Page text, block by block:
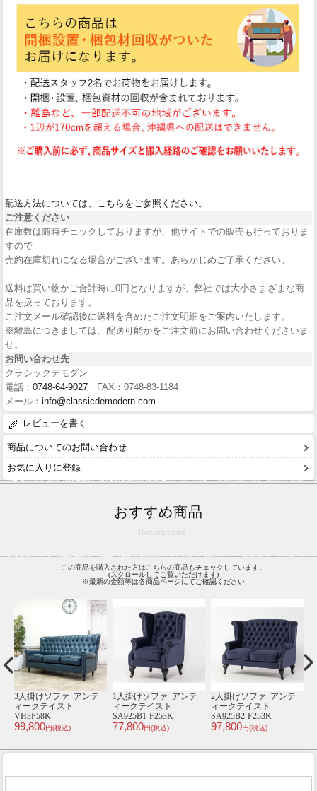
配送方法については、こちらをご参照ください。
ご注意ください
在庫数は随時チェックしておりますが、他サイトでの販売も行っておりま
すので
売約在庫切れになる場合がございます。あらかじめご了承ください。
送料は買い物かご合計時に0円となりますが、弊社では大小さまざまな商
品を扱っております。
ご注文メール確認後に送料を含めたご注文明細をご案内いたします。
※離島につきましては、配送可能かをご注文前にお問い合わせくださいま
せ。
お問い合わせ先
クラシックデモダン
電話： 0748-64-9027 FAX：0748-83-1184
メール： info@classicdemodern.com
レビューを書く
商品についてのお問い合わせ
お気に入りに登録
おすすめ商品
Recommend
この商品を購入された方はこちらの商品もチェックしています。
(スクロールしてご覧いただけます)
※最新の金額等は各商品ページにてご確認ください
3人掛けソファ･アンテ
ィークテイスト
VH3P58K
99,800円(税込)
1人掛けソファ･アンテ
ィークテイスト
SA925B1-F253K
77,800円(税込)
2人掛けソファ･アンテ
ィークテイスト
SA925B2-F253K
97,800円(税込)